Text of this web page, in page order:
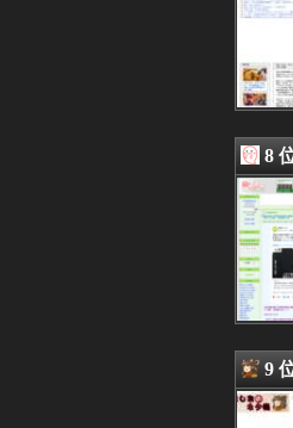
08/07
08/07
08/07
08/07
08/07
08/07
08/07
08/07
08/07
08/07
08/07
08/07
08/07
08/07
08/07
08/07
8
9